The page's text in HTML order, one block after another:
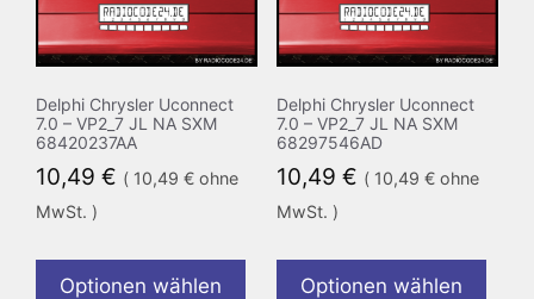
Delphi Chrysler Uconnect
7.0 – VP2_7 JL NA SXM
68420237AA
10,49 € ( 10,49 € ohne
MwSt. )
Optionen wählen
Delphi Chrysler Uconnect
7.0 – VP2_7 JL NA SXM
68297546AD
10,49 € ( 10,49 €ohne
MwSt. )
Optionen wählen